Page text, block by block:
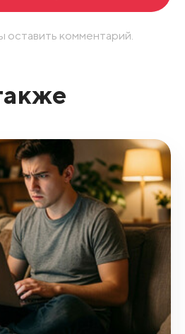
оставить комментарий.